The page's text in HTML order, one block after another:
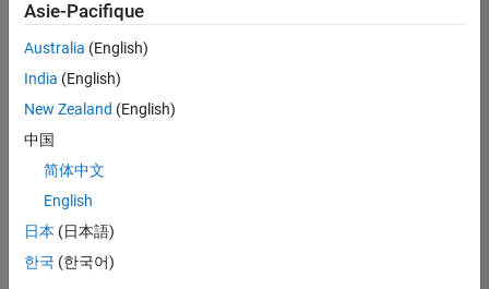
lieu
pour
l’ensemble
des
opportunités
votre
région.
Senior Software Quality Engineer
Senior
Asie-Pacifique
Australia (English)
India (English)
New Zealand (English)
中国
简体中文
English
日本 (日本語)
한국 (한국어)